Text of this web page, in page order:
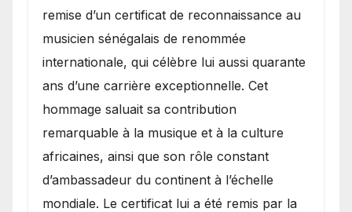
remise d’un certificat de reconnaissance au
musicien sénégalais de renommée
internationale, qui célèbre lui aussi quarante
ans d’une carrière exceptionnelle. Cet
hommage saluait sa contribution
remarquable à la musique et à la culture
africaines, ainsi que son rôle constant
d’ambassadeur du continent à l’échelle
mondiale. Le certificat lui a été remis par la